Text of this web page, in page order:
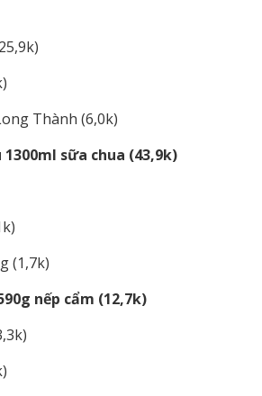
Thành (6,0k)
sữa chua (43,9k)
(1,7k)
nếp cẩm (12,7k)